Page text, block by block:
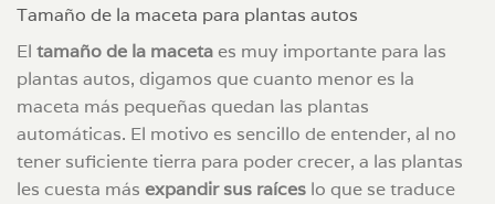
Tamaño de la maceta para plantas autos
El tamaño de la maceta es muy importante para las
plantas autos, digamos que cuanto menor es la
maceta más pequeñas quedan las plantas
automáticas. El motivo es sencillo de entender, al no
tener suficiente tierra para poder crecer, a las plantas
les cuesta más expandir sus raíces lo que se traduce